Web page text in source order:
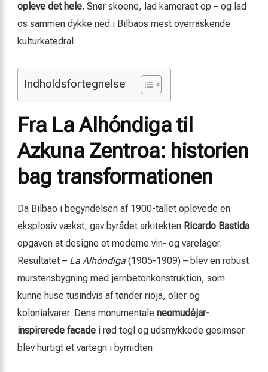
opleve det hele. Snør skoene, lad kameraet op – og lad
os sammen dykke ned i Bilbaos mest overraskende
kulturkatedral.
Indholdsfortegnelse
Fra La Alhóndiga til
Azkuna Zentroa: historien
bag transformationen
Da Bilbao i begyndelsen af 1900-tallet oplevede en
eksplosiv vækst, gav byrådet arkitekten Ricardo Bastida
opgaven at designe et moderne vin- og varelager.
Resultatet – La Alhóndiga (1905-1909) – blev en robust
murstensbygning med jernbetonkonstruktion, som
kunne huse tusindvis af tønder rioja, olier og
kolonialvarer. Dens monumentale neomudéjar-
inspirerede facade i rød tegl og udsmykkede gesimser
blev hurtigt et vartegn i bymidten.